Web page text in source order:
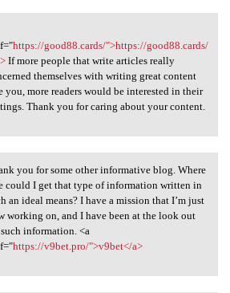
good88.cards
https://good88.cards/">https://good88.cards/
If more people that write articles really
themselves with writing great content
you, more readers would be interested in their
Thank you for caring about your content.
you for some other
you for some other informative blog. Where
could I get that type of information written in
an ideal means? I have a mission that I’m just
working on, and I have been at the look out
information. <a
https://v9bet.pro/">v9bet</a>